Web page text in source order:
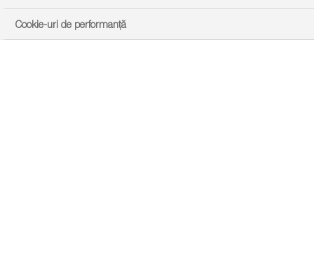
Cookie-uri de performanță